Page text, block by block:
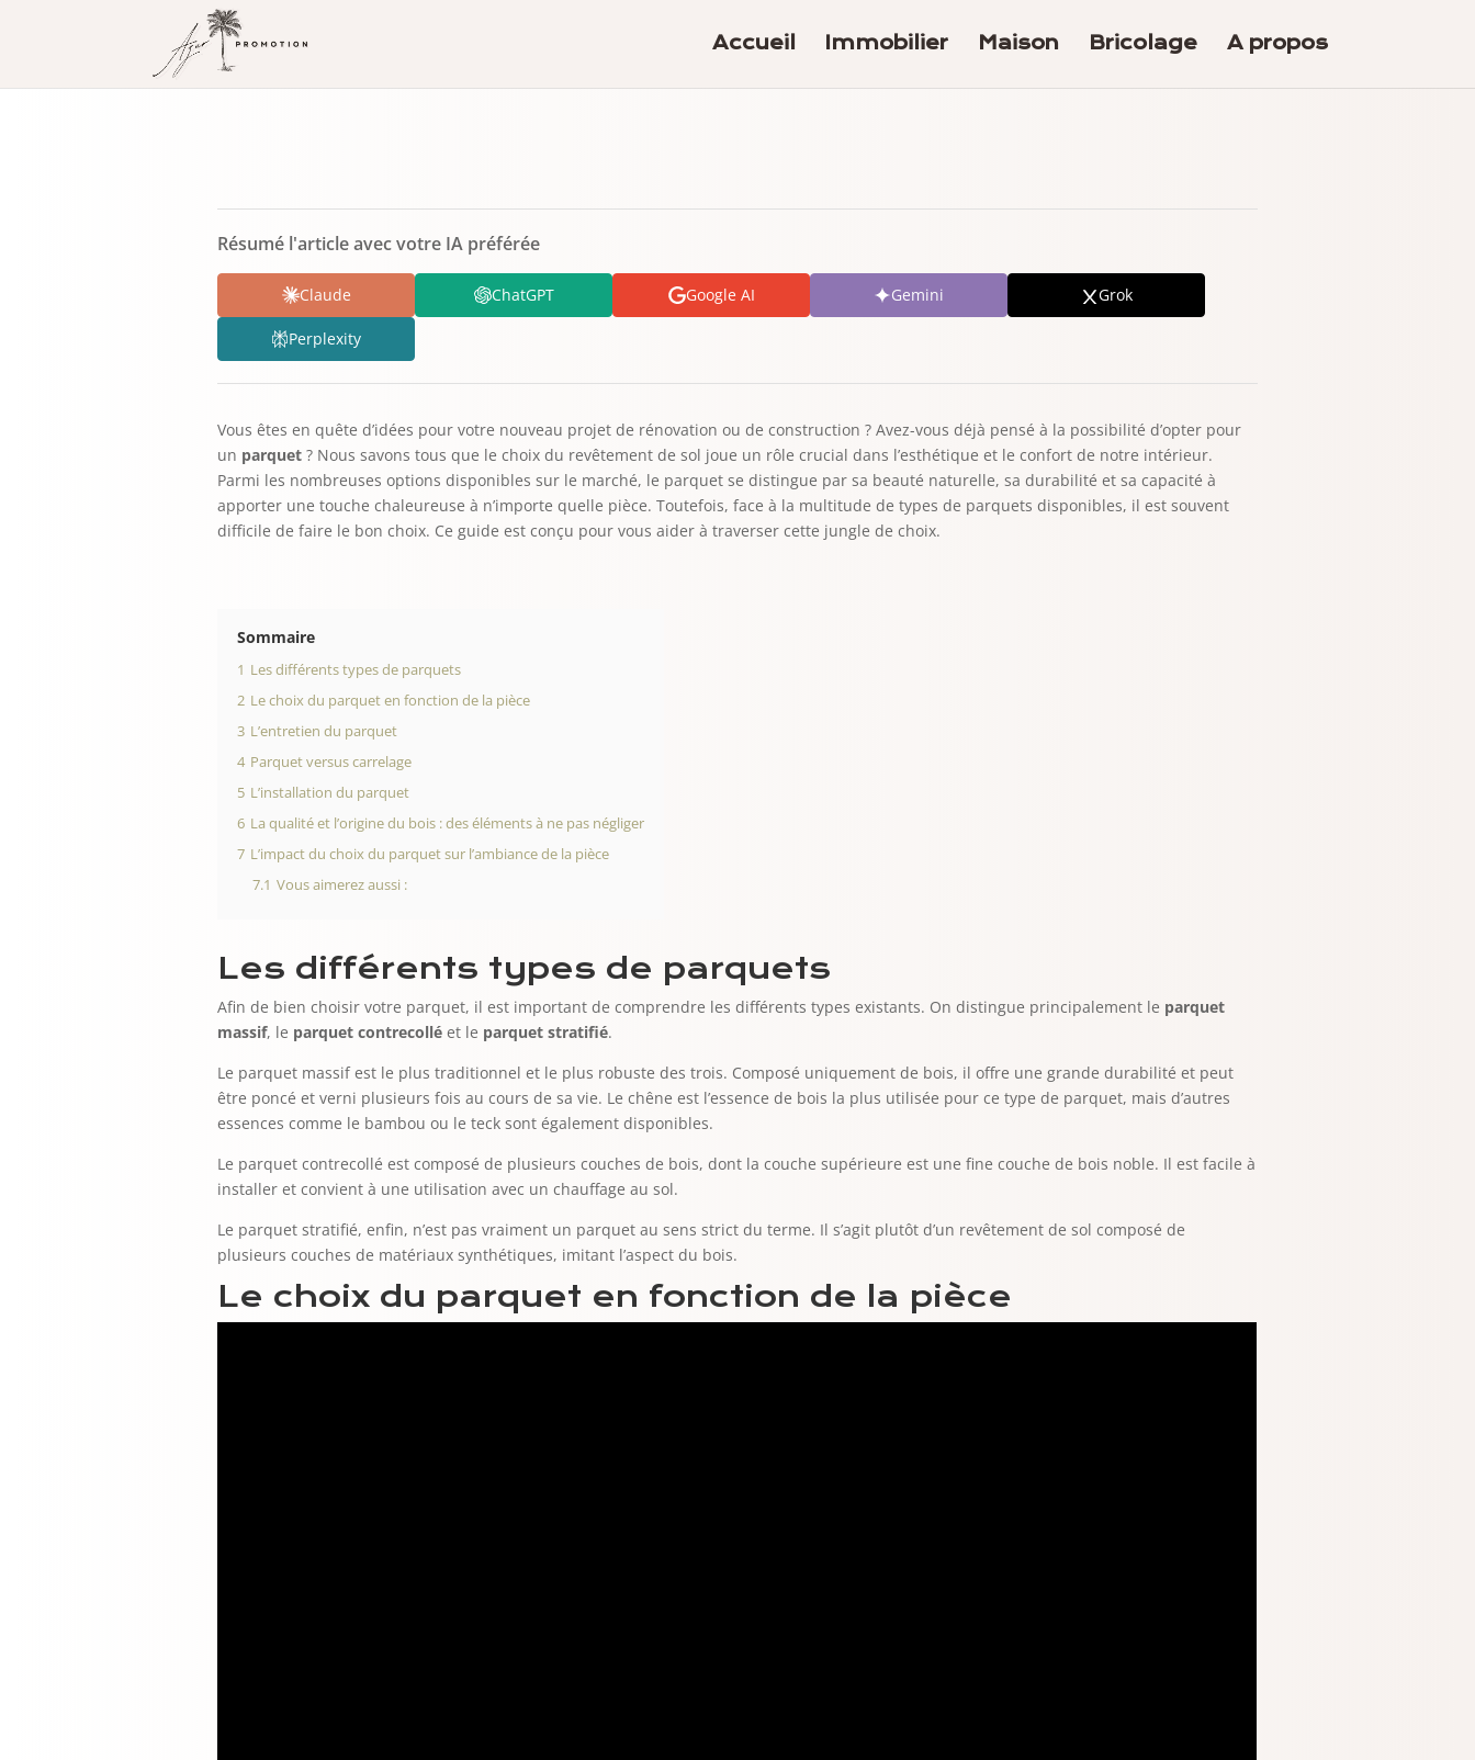
Accueil Immobilier Maison Bricolage A propos
Résumé l'article avec votre IA préférée
Claude ChatGPT Google AI Gemini Grok
Perplexity
Vous êtes en quête d’idées pour votre nouveau projet de rénovation ou de construction ? Avez-vous déjà pensé à la possibilité d’opter pour
un parquet ? Nous savons tous que le choix du revêtement de sol joue un rôle crucial dans l’esthétique et le confort de notre intérieur.
Parmi les nombreuses options disponibles sur le marché, le parquet se distingue par sa beauté naturelle, sa durabilité et sa capacité à
apporter une touche chaleureuse à n’importe quelle pièce. Toutefois, face à la multitude de types de parquets disponibles, il est souvent
difficile de faire le bon choix. Ce guide est conçu pour vous aider à traverser cette jungle de choix.
Sommaire
1 Les différents types de parquets
2 Le choix du parquet en fonction de la pièce
3 L’entretien du parquet
4 Parquet versus carrelage
5 L’installation du parquet
6 La qualité et l’origine du bois : des éléments à ne pas négliger
7 L’impact du choix du parquet sur l’ambiance de la pièce
7.1 Vous aimerez aussi :
Les différents types de parquets
Afin de bien choisir votre parquet, il est important de comprendre les différents types existants. On distingue principalement le parquet
massif, le parquet contrecollé et le parquet stratifié.
Le parquet massif est le plus traditionnel et le plus robuste des trois. Composé uniquement de bois, il offre une grande durabilité et peut
être poncé et verni plusieurs fois au cours de sa vie. Le chêne est l’essence de bois la plus utilisée pour ce type de parquet, mais d’autres
essences comme le bambou ou le teck sont également disponibles.
Le parquet contrecollé est composé de plusieurs couches de bois, dont la couche supérieure est une fine couche de bois noble. Il est facile à
installer et convient à une utilisation avec un chauffage au sol.
Le parquet stratifié, enfin, n’est pas vraiment un parquet au sens strict du terme. Il s’agit plutôt d’un revêtement de sol composé de
plusieurs couches de matériaux synthétiques, imitant l’aspect du bois.
Le choix du parquet en fonction de la pièce